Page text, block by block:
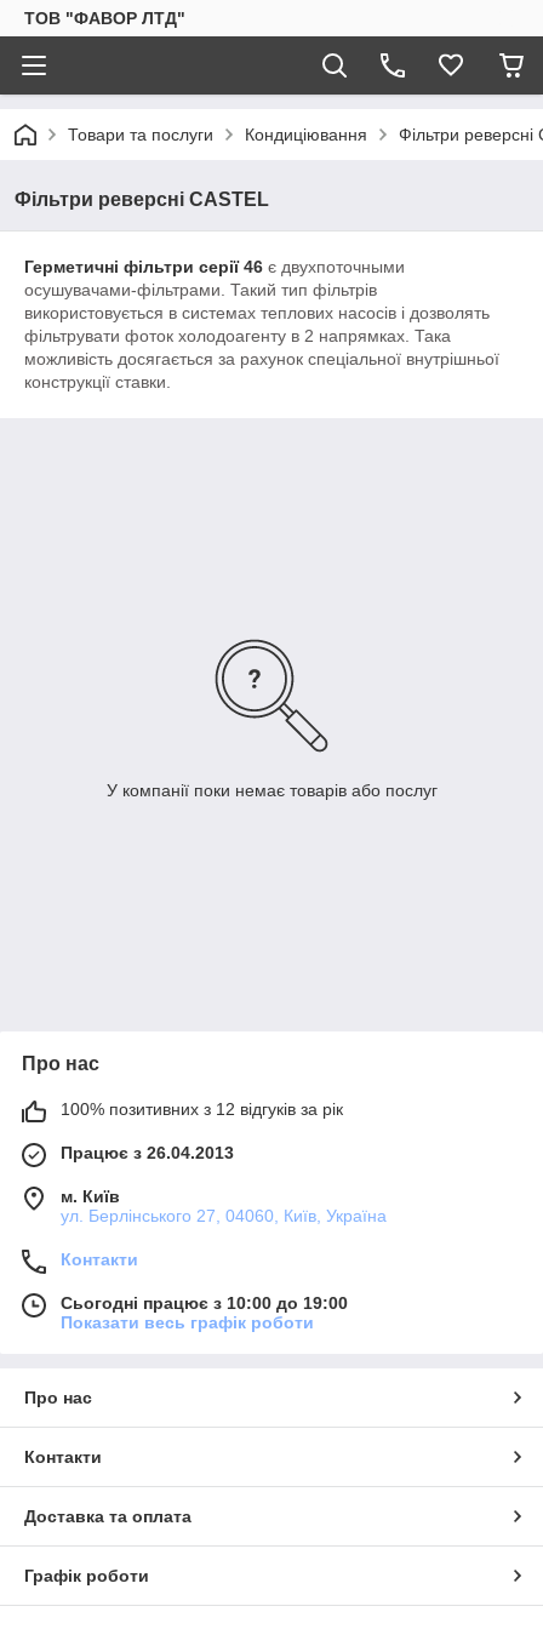
ТОВ "ФАВОР ЛТД"
Товари та послуги Кондиціювання Фільтри реверсні
Фільтри реверсні CASTEL
Герметичні фільтри серії 46 є двухпоточными
осушувачами-фільтрами. Такий тип фільтрів
використовується в системах теплових насосів і дозволять
фільтрувати фоток холодоагенту в 2 напрямках. Така
можливість досягається за рахунок спеціальної внутрішньої
конструкції ставки.
У компанії поки немає товарів або послуг
Про нас
100% позитивних з 12 відгуків за рік
Працює з 26.04.2013
м. Київ
ул. Берлінського 27, 04060, Київ, Україна
Контакти
Сьогодні працює з 10:00 до 19:00
Показати весь графік роботи
Про нас
Контакти
Доставка та оплата
Графік роботи